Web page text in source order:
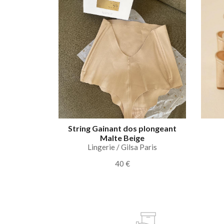
String Gainant dos plongeant
Malte Beige
Lingerie / Gilsa Paris
40 €